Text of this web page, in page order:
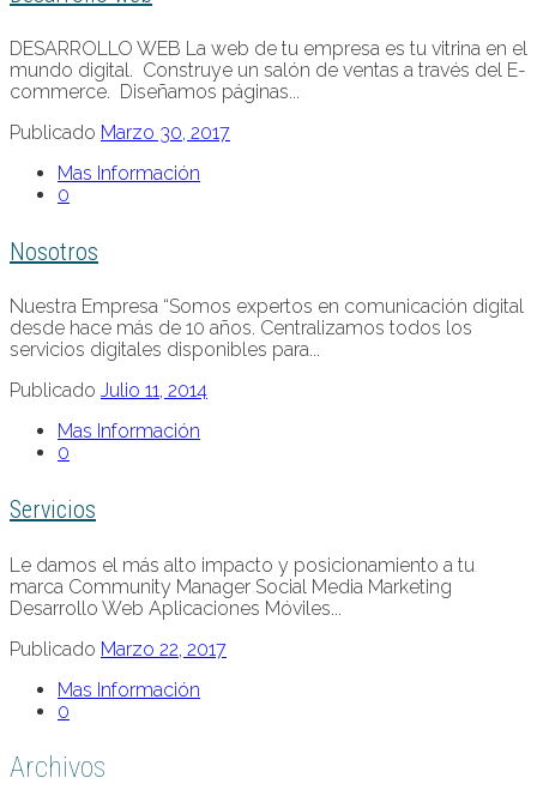
DESARROLLO WEB La web de tu empresa es tu vitrina en el
mundo digital. Construye un salón de ventas a través del E-
commerce. Diseñamos páginas...
Publicado Marzo 30, 2017
Mas Información
0
Nosotros
Nuestra Empresa “Somos expertos en comunicación digital
desde hace más de 10 años. Centralizamos todos los
servicios digitales disponibles para...
Publicado Julio 11, 2014
Mas Información
0
Servicios
Le damos el más alto impacto y posicionamiento a tu
marca Community Manager Social Media Marketing
Desarrollo Web Aplicaciones Móviles...
Publicado Marzo 22, 2017
Mas Información
0
Archivos